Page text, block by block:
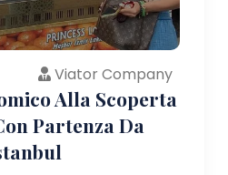
Viator Company
Alla Scoperta
Partenza Da